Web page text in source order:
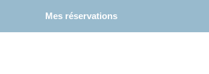
Mes réservations